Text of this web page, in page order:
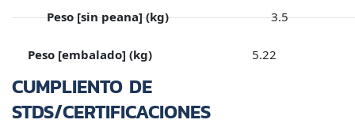
Peso [sin peana] (kg) 3.5
Peso [embalado] (kg) 5.22
CUMPLIENTO DE
STDS/CERTIFICACIONES